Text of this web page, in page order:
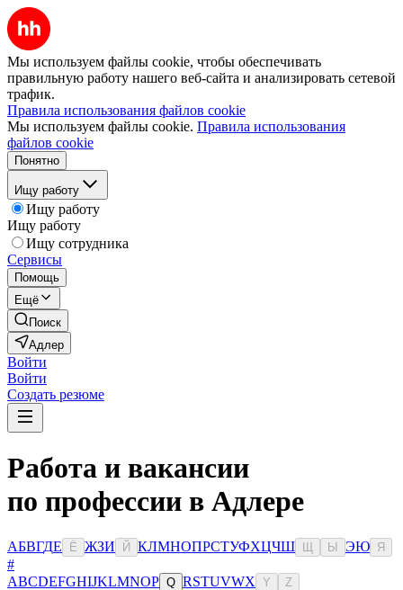
Мы используем файлы cookie, чтобы обеспечивать
правильную работу нашего веб-сайта и анализировать сетевой
трафик.
Правила использования файлов cookie
Мы используем файлы cookie. Правила использования
файлов cookie
Понятно
Ищу работу
Ищу работу
Ищу работу
Ищу сотрудника
Сервисы
Помощь
Ещё
Поиск
Адлер
Войти
Войти
Создать резюме
Работа и вакансии
по профессии в Адлере
АБВГДЕ Ё ЖЗИ Й КЛМНОПРСТУФХЦЧШ Ы ЭЮ Я
#
ABCDEFGHIJKLMNOP Q RSTUVWX Y Z